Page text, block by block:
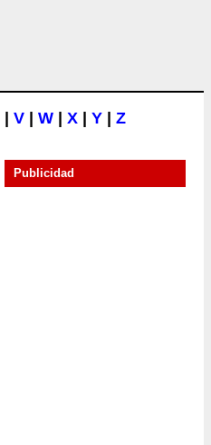
V W X Y Z
Publicidad